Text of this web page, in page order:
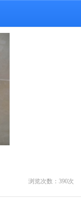
浏览次数： 390次